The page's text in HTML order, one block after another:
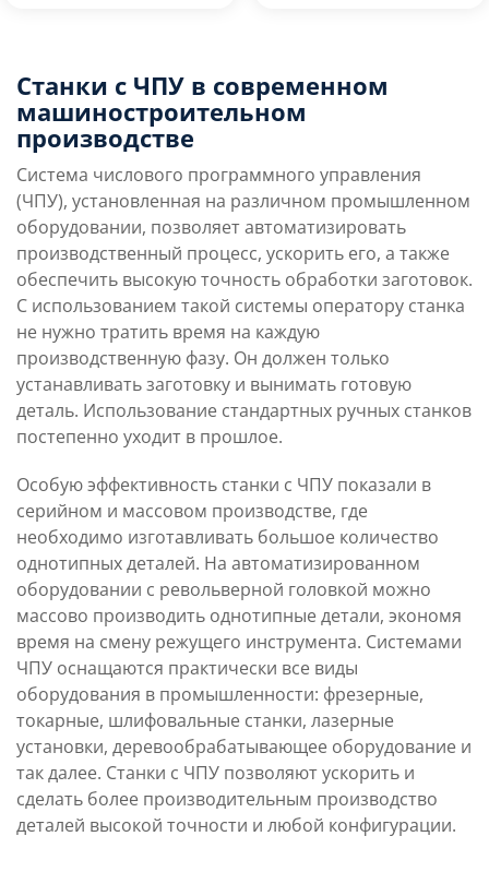
Приобретаемые навыки и
знания
Целевая аудитория
программы
Контакты и
Станки с ЧПУ в современном
машиностроительном
производстве
Система числового программного управления
(ЧПУ), установленная на различном промышленном
оборудовании, позволяет автоматизировать
производственный процесс, ускорить его, а также
обеспечить высокую точность обработки заготовок.
С использованием такой системы оператору станка
не нужно тратить время на каждую
производственную фазу. Он должен только
устанавливать заготовку и вынимать готовую
деталь. Использование стандартных ручных станков
постепенно уходит в прошлое.
Особую эффективность станки с ЧПУ показали в
серийном и массовом производстве, где
необходимо изготавливать большое количество
однотипных деталей. На автоматизированном
оборудовании с револьверной головкой можно
массово производить однотипные детали, экономя
время на смену режущего инструмента. Системами
ЧПУ оснащаются практически все виды
оборудования в промышленности: фрезерные,
токарные, шлифовальные станки, лазерные
установки, деревообрабатывающее оборудование и
так далее. Станки с ЧПУ позволяют ускорить и
сделать более производительным производство
деталей высокой точности и любой конфигурации.